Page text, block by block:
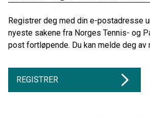
Registrer deg med din e-postadresse
nyeste sakene fra Norges Tennis- og
post fortløpende. Du kan melde deg av
REGISTRER